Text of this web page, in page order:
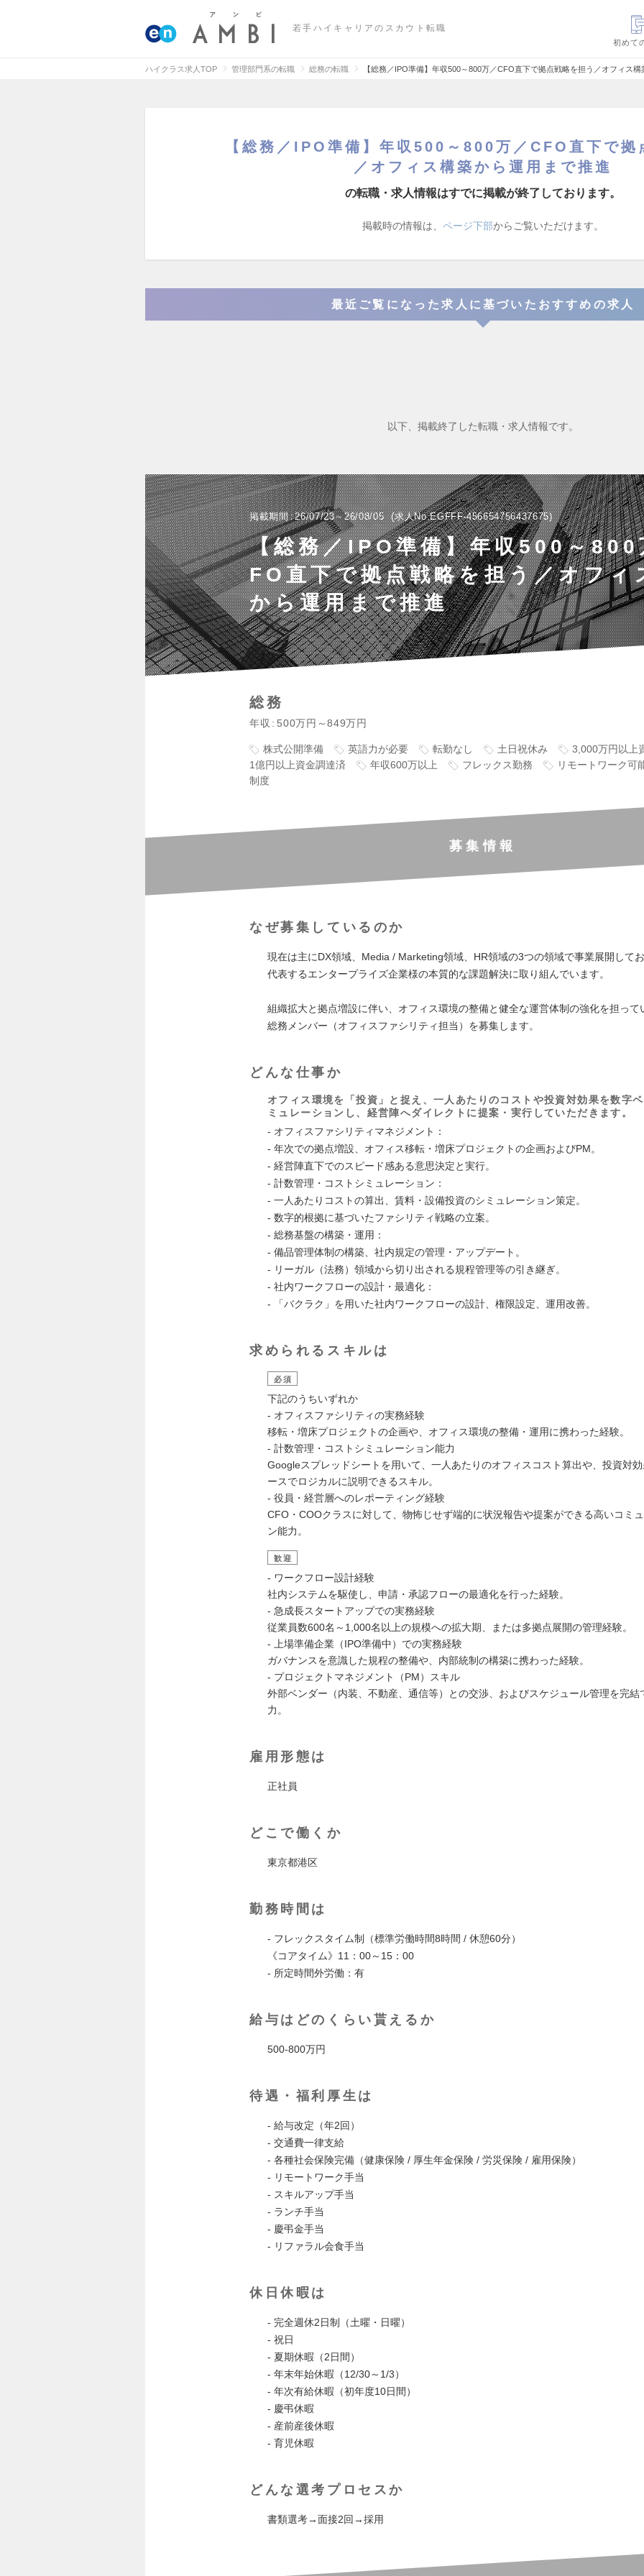
若手ハイキャリアのスカウト転職
初めて
ハイクラス求人TOP 管理部門系の転職 総務の転職 【総務／IPO準備】年収500～800万／CFO直下で拠点戦略を担う／オフィス
【総務／IPO準備】年収500～800万／CFO直下で拠
／オフィス構築から運用まで推進
の転職・求人情報はすでに掲載が終了しております。
掲載時の情報は、 ページ下部からご覧いただけます。
最近ご覧になった求人に基づいたおすすめの求人
以下、掲載終了した転職・求人情報です。
掲載期間 26/07/23～26/08/05 求人No.EGFFF-456654756437675
【総務／IPO準備】年収500～800
FO直下で拠点戦略を担う／オフィ
から運用まで推進
総務
年収 500万円～849万円
株式公開準備 英語力が必要 転勤なし 土日祝休み
3,000万円以上
1億円以上資金調達済
年収600万以上 フレックス勤務
リモートワーク可
制度
募集情報
なぜ募集しているのか
現在は主にDX領域、Media / Marketing領域、HR領域の3つの領域で事業展開して
代表するエンタープライズ企業様の本質的な課題解決に取り組んでいます。
組織拡大と拠点増設に伴い、オフィス環境の整備と健全な運営体制の強化を担って
総務メンバー（オフィスファシリティ担当）を募集します。
どんな仕事か
オフィス環境を「投資」と捉え、一人あたりのコストや投資対効果を数字
ミュレーションし、経営陣へダイレクトに提案・実行していただきます。
- オフィスファシリティマネジメント：
- 年次での拠点増設、オフィス移転・増床プロジェクトの企画およびPM。
- 経営陣直下でのスピード感ある意思決定と実行。
- 計数管理・コストシミュレーション：
- 一人あたりコストの算出、賃料・設備投資のシミュレーション策定。
- 数字的根拠に基づいたファシリティ戦略の立案。
- 総務基盤の構築・運用：
- 備品管理体制の構築、社内規定の管理・アップデート。
- リーガル（法務）領域から切り出される規程管理等の引き継ぎ。
- 社内ワークフローの設計・最適化：
- 「バクラク」を用いた社内ワークフローの設計、権限設定、運用改善。
求められるスキルは
必須
下記のうちいずれか
- オフィスファシリティの実務経験
移転・増床プロジェクトの企画や、オフィス環境の整備・運用に携わった経験。
- 計数管理・コストシミュレーション能力
Googleスプレッドシートを用いて、一人あたりのオフィスコスト算出や、投資対
ースでロジカルに説明できるスキル。
- 役員・経営層へのレポーティング経験
CFO・COOクラスに対して、物怖じせず端的に状況報告や提案ができる高いコミ
ン能力。
歓迎
- ワークフロー設計経験
社内システムを駆使し、申請・承認フローの最適化を行った経験。
- 急成長スタートアップでの実務経験
従業員数600名～1,000名以上の規模への拡大期、または多拠点展開の管理経験。
- 上場準備企業（IPO準備中）での実務経験
ガバナンスを意識した規程の整備や、内部統制の構築に携わった経験。
- プロジェクトマネジメント（PM）スキル
外部ベンダー（内装、不動産、通信等）との交渉、およびスケジュール管理を完結
力。
雇用形態は
正社員
どこで働くか
東京都港区
勤務時間は
- フレックスタイム制（標準労働時間8時間 / 休憩60分）
《コアタイム》11：00～15：00
- 所定時間外労働：有
給与はどのくらい貰えるか
500-800万円
待遇・福利厚生は
- 給与改定（年2回）
- 交通費一律支給
- 各種社会保険完備（健康保険 / 厚生年金保険 / 労災保険 / 雇用保険）
- リモートワーク手当
- スキルアップ手当
- ランチ手当
- 慶弔金手当
- リファラル会食手当
休日休暇は
- 完全週休2日制（土曜・日曜）
- 祝日
- 夏期休暇（2日間）
- 年末年始休暇（12/30～1/3）
- 年次有給休暇（初年度10日間）
- 慶弔休暇
- 産前産後休暇
- 育児休暇
どんな選考プロセスか
書類選考→面接2回→採用